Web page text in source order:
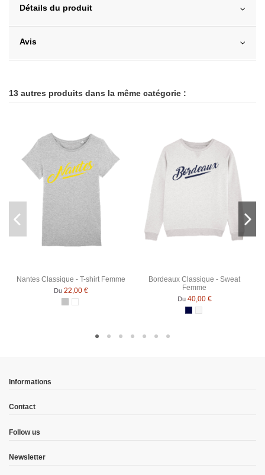
Détails du produit
Avis
13 autres produits dans la même catégorie :
Nantes Classique - T-shirt Femme
Du 22,00 €
Gris Chiné
Blanc
Bordeaux Classique - Sweat
Femme
Du 40,00 €
Bleu Marine
Blanc chiné
Informations
Contact
Follow us
Newsletter